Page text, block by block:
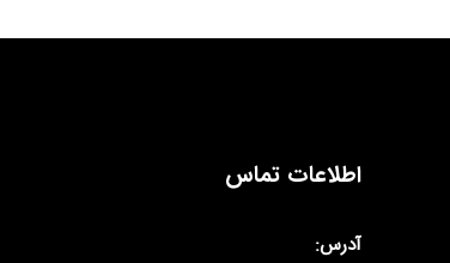
اطلاعات تماس
آدرس: